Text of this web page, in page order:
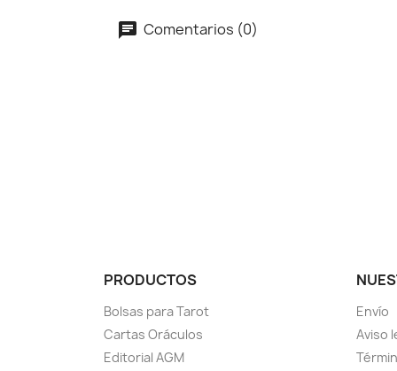
Comentarios (0)
PRODUCTOS
Bolsas para Tarot
Cartas Oráculos
Editorial AGM
Envío
Aviso